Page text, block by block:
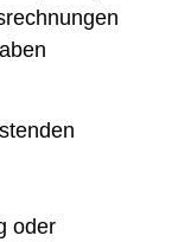
oder